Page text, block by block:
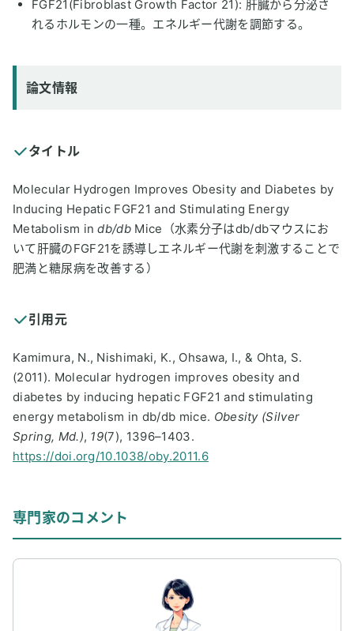
FGF21(Fibroblast Growth Factor 21): 肝臓から分泌さ
れるホルモンの一種。エネルギー代謝を調節する。
論文情報
タイトル
Molecular Hydrogen Improves Obesity and Diabetes by
Inducing Hepatic FGF21 and Stimulating Energy
Metabolism indb/db Mice（水素分子はdb/dbマウスにお
いて肝臓のFGF21を誘導しエネルギー代謝を刺激することで
肥満と糖尿病を改善する）
引用元
Kamimura, N., Nishimaki, K., Ohsawa, I., & Ohta, S.
(2011). Molecular hydrogen improves obesity and
diabetes by inducing hepatic FGF21 and stimulating
energy metabolism in db/db mice. Obesity (Silver
Spring, Md.), 19(7), 1396–1403.
https://doi.org/10.1038/oby.2011.6
専門家のコメント